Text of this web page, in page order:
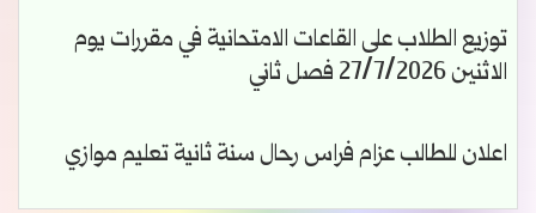
توزيع الطلاب على القاعات الامتحانية في مقررات يوم
الاثنين 27/7/2026 فصل ثاني
اعلان للطالب عزام فراس رحال سنة ثانية تعليم موازي